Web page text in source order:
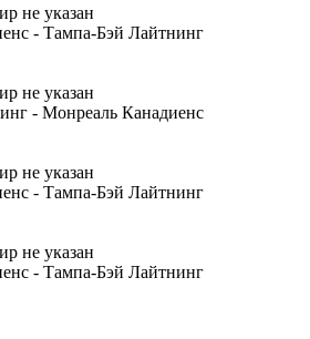
не указан
- Тампа-Бэй Лайтнинг
не указан
- Монреаль Канадиенс
не указан
- Тампа-Бэй Лайтнинг
не указан
- Тампа-Бэй Лайтнинг